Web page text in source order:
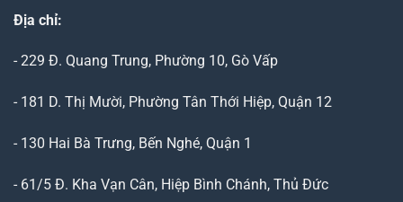
Địa chỉ:
- 229 Đ. Quang Trung, Phường 10, Gò Vấp
- 181 D. Thị Mười, Phường Tân Thới Hiệp, Quận 12
- 130 Hai Bà Trưng, Bến Nghé, Quận 1
- 61/5 Đ. Kha Vạn Cân, Hiệp Bình Chánh, Thủ Đức